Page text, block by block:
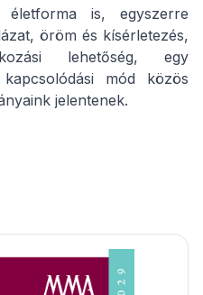
is, egyszerre
öröm és kísérletezés,
lehetőség, egy
mód közös
jelentenek.